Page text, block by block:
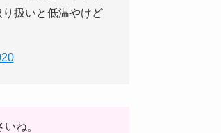
扱いと低温やけど
ね。